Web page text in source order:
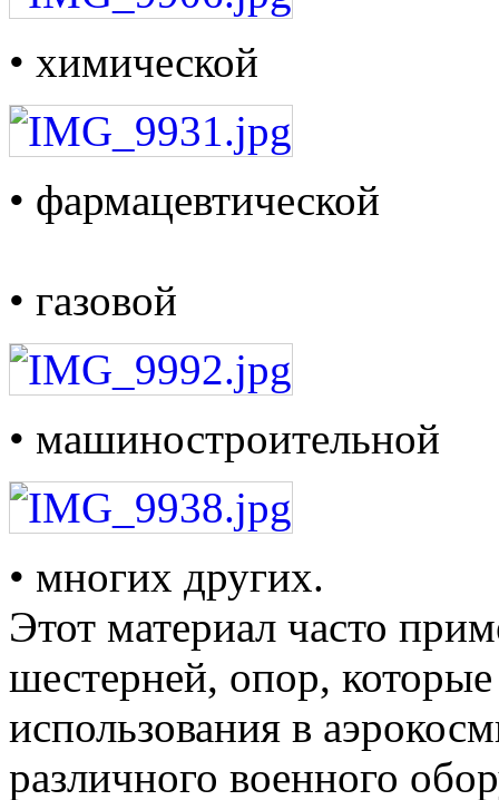
• химической
• фармацевтической
• газовой
• машиностроительной
• многих других.
Этот материал часто
шестерней, опор,
использования в
различного военного